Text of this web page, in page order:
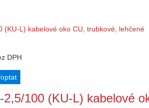
DPH
2,5/100 (KU-L) kabelové